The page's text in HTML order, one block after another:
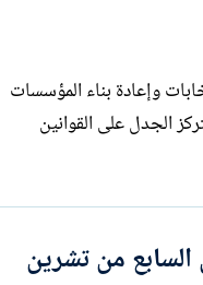
وإعادة بناء المؤسسات
التاريخية التي تمر بها القضية الفلسطينية. فبينما يتركز الجدل على القوانين
من تشرين